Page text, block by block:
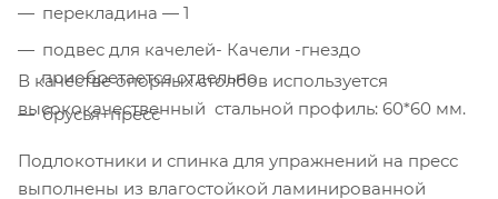
перекладина — 1
подвес для качелей- Качели -гнездо
приобретается отдельно
брусья+пресс
В качестве опорных столбов используется
высококачественный стальной профиль: 60*60 мм.
Подлокотники и спинка для упражнений на пресс
выполнены из влагостойкой ламинированной